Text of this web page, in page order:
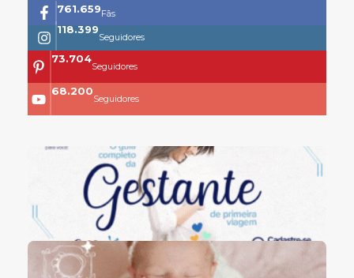
761.659Fãs
118.399
Seguidores
73.704
Seguidores
68.200
Seguidores